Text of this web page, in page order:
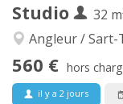
Studio
32
Angleur / Sart-
560 € hors
il y a 2 jours